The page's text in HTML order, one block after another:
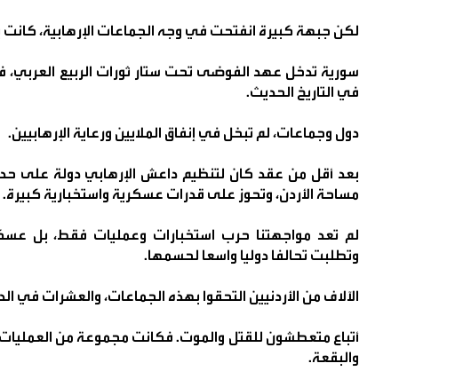
لكن جبهة كبيرة انفتحت في وجه الجماعات الإرهابية، كانت
سورية تدخل عهد الفوضى تحت ستار ثورات الربيع العربي،
في التاريخ الحديث.
دول وجماعات، لم تبخل في إنفاق الملايين ورعاية الإرهابيين.
بعد أقل من عقد كان لتنظيم داعش الإرهابي دولة على
مساحة الأردن، وتحوز على قدرات عسكرية واستخبارية كبيرة.
لم تعد مواجهتنا حرب استخبارات وعمليات فقط، بل
وتطلبت تحالفا دوليا واسعا لحسمها.
الآلاف من الأردنيين التحقوا بهذه الجماعات، والعشرات
أتباع متعطشون للقتل والموت. فكانت مجموعة من
والبقعة.